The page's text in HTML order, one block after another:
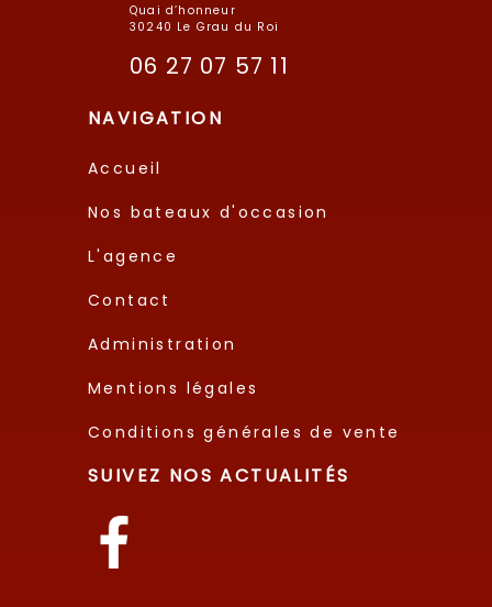
Quai d’honneur
30240 Le Grau du Roi
06 27 07 57 11
NAVIGATION
Accueil
Nos bateaux d'occasion
L'agence
Contact
Administration
Mentions légales
Conditions générales de vente
SUIVEZ NOS ACTUALITÉS